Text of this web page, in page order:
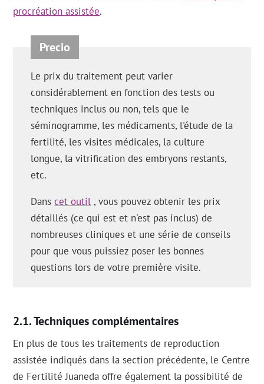
procréation assistée.
Le prix du traitement peut varier
considérablement en fonction des tests ou
techniques inclus ou non, tels que le
séminogramme, les médicaments, l'étude de la
fertilité, les visites médicales, la culture
longue, la vitrification des embryons restants,
etc.
Danscet outil , vous pouvez obtenir les prix
détaillés (ce qui est et n'est pas inclus) de
nombreuses cliniques et une série de conseils
pour que vous puissiez poser les bonnes
questions lors de votre première visite.
Techniques complémentaires
En plus de tous les traitements de reproduction
assistée indiqués dans la section précédente, le Centre
de Fertilité Juaneda offre également la possibilité de